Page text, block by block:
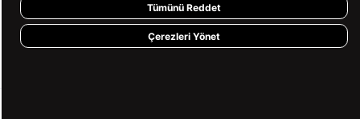
BİZİ TAKİP ET
Tümünü Reddet
Çerezleri Yönet